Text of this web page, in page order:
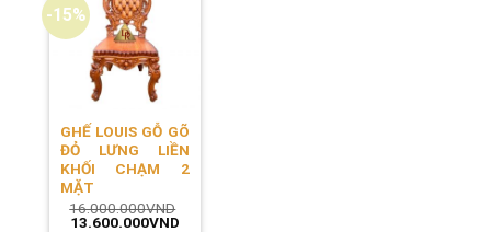
-15%
GHẾ LOUIS GỖ GÕ
ĐỎ LƯNG LIỀN
KHỐI CHẠM 2
MẶT
16.000.000VND
Giá
13.600.000VNDGiá